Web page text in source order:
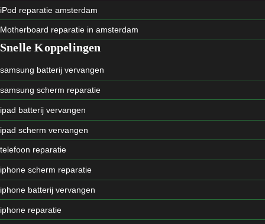
iPod reparatie amsterdam
Motherboard reparatie in amsterdam
Snelle Koppelingen
samsung batterij vervangen
samsung scherm reparatie
ipad batterij vervangen
ipad scherm vervangen
telefoon reparatie
iphone scherm reparatie
iphone batterij vervangen
iphone reparatie